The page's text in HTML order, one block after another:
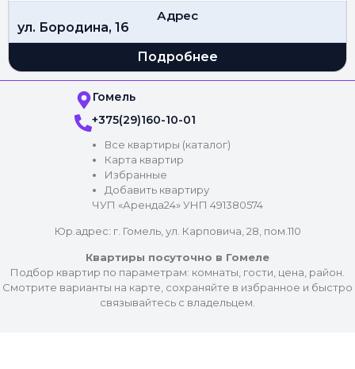
Адрес
ул. Бородина, 16
Подробнее
ЧУП «Аренда24» УНП 491380574
Юр.адрес: г. Гомель, ул. Карповича, 28, пом.110
Квартиры посуточно в Гомеле
Подбор квартир по параметрам: комнаты, гости, цена, район.
Смотрите варианты на карте, сохраняйте в избранное и быстро
связывайтесь с владельцем.
Все квартиры (каталог)
Карта квартир
Избранные
Добавить квартиру
Гомель
+375(29)160-10-01